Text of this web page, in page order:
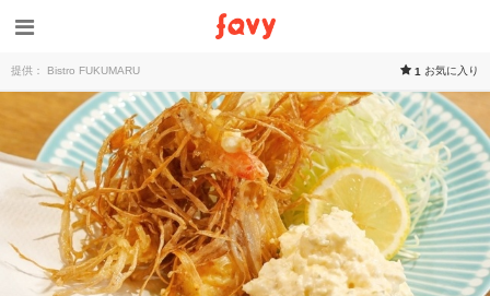
提供： Bistro FUKUMARU 1 お気に入り